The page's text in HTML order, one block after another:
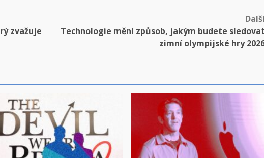
zvažuje
Technologie mění způsob, jakým budete sledovat
zimní olympijské hry